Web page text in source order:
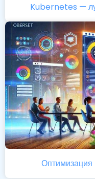
Kubernetes —
Оптимизация